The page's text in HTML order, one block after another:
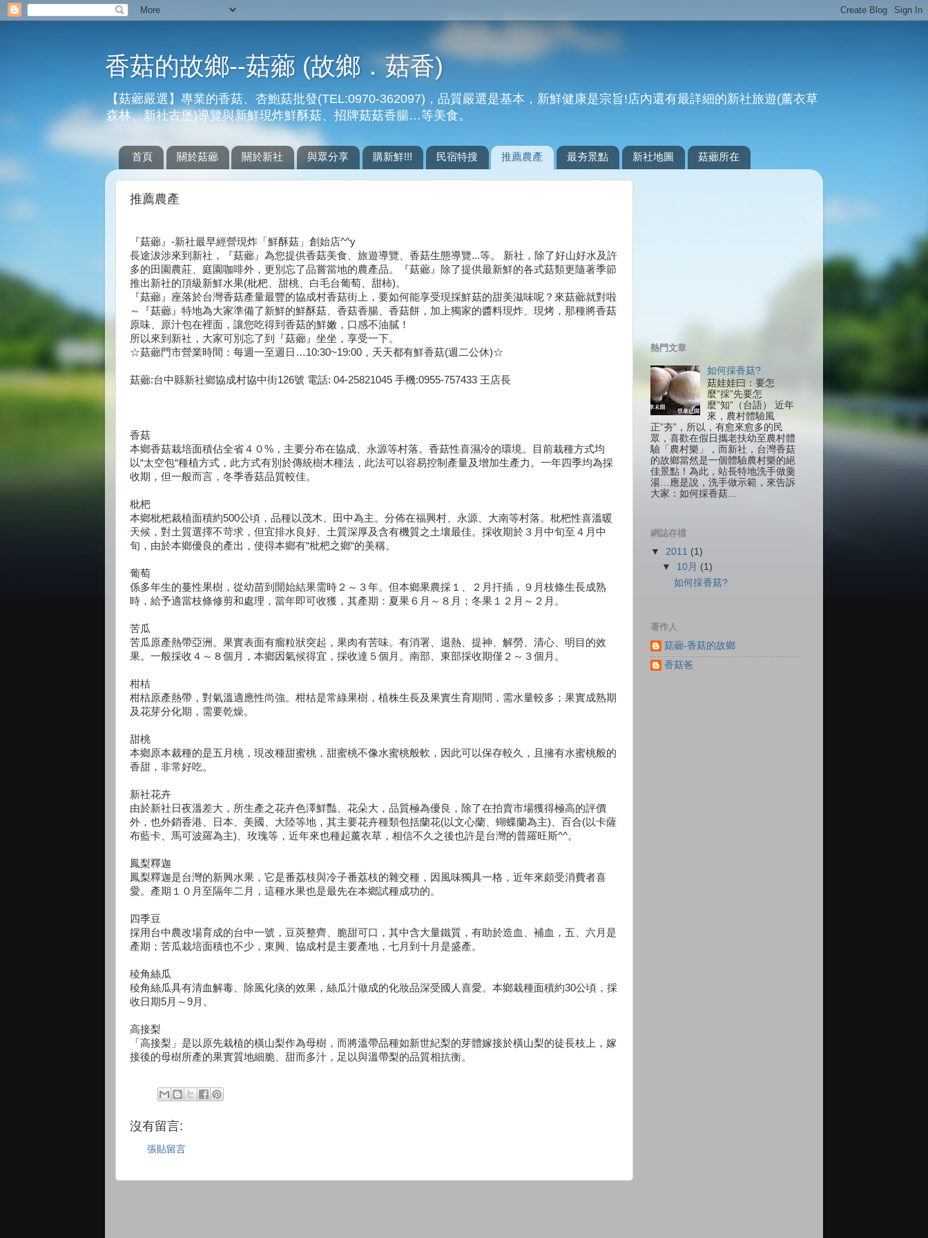
香菇的故鄉--菇薌 (故鄉．菇香)
【菇薌嚴選】專業的香菇、杏鮑菇批發(TEL:0970-362097)，品質嚴選是基本，新鮮健康是宗旨!店內還有最詳細的新社旅遊(薰衣草
森林、新社古堡)導覽與新鮮現炸鮮酥菇、招牌菇菇香腸…等美食。
首頁 關於菇薌 關於新社 與眾分享 購新鮮!!! 民宿特搜 推薦農產 最夯景點 新社地圖 菇薌所在
推薦農產
『菇薌』-新社最早經營現炸「鮮酥菇」創始店^^y
長途沷涉來到新社，『菇薌』為您提供香菇美食、旅遊導覽、香菇生態導覽...等。 新社，除了好山好水及許
多的田園農莊、庭園咖啡外，更別忘了品嘗當地的農產品。『菇薌』除了提供最新鮮的各式菇類更隨著季節
推出新社的頂級新鮮水果(枇杷、甜桃、白毛台葡萄、甜柿)。
『菇薌』座落於台灣香菇產量最豐的協成村香菇街上，要如何能享受現採鮮菇的甜美滋味呢？來菇薌就對啦
～『菇薌』特地為大家準備了新鮮的鮮酥菇、香菇香腸、香菇餅，加上獨家的醬料現炸、現烤，那種將香菇
原味、原汁包在裡面，讓您吃得到香菇的鮮嫩，口感不油膩！
所以來到新社，大家可別忘了到『菇薌』坐坐，享受一下。
☆菇薌門市營業時間：每週一至週日…10:30~19:00，天天都有鮮香菇(週二公休)☆
菇薌:台中縣新社鄉協成村協中街126號 電話: 04-25821045 手機:0955-757433 王店長
香菇
本鄉香菇栽培面積佔全省４０%，主要分布在協成、永源等村落。香菇性喜濕冷的環境。目前栽種方式均
以“太空包“種植方式，此方式有別於傳統樹木種法，此法可以容易控制產量及增加生產力。一年四季均為採
收期，但一般而言，冬季香菇品質較佳。
枇杷
本鄉枇杷裁植面積約500公頃，品種以茂木、田中為主。分佈在福興村、永源、大南等村落。枇杷性喜溫暖
天候，對土質選擇不苛求，但宜排水良好、土質深厚及含有機質之土壤最佳。採收期於３月中旬至４月中
旬，由於本鄉優良的產出，使得本鄉有“枇杷之鄉“的美稱。
葡萄
係多年生的蔓性果樹，從幼苗到開始結果需時２～３年。但本鄉果農採１、２月扞插，９月枝條生長成熟
時，給予適當枝條修剪和處理，當年即可收獲，其產期：夏果６月～８月；冬果１２月～２月。
苦瓜
苦瓜原產熱帶亞洲。果實表面有瘤粒狀突起，果肉有苦味。有消署、退熱、提神、解勞、清心、明目的效
果。一般採收４～８個月，本鄉因氣候得宜，採收達５個月。南部、東部採收期僅２～３個月。
柑桔
柑桔原產熱帶，對氣溫適應性尚強。柑桔是常綠果樹，植株生長及果實生育期間，需水量較多；果實成熟期
及花芽分化期，需要乾燥。
甜桃
本鄉原本裁種的是五月桃，現改種甜蜜桃，甜蜜桃不像水蜜桃般軟，因此可以保存較久，且擁有水蜜桃般的
香甜，非常好吃。
新社花卉
由於新社日夜溫差大，所生產之花卉色澤鮮豔、花朵大，品質極為優良，除了在拍賣市場獲得極高的評價
外，也外銷香港、日本、美國、大陸等地，其主要花卉種類包括蘭花(以文心蘭、蝴蝶蘭為主)、百合(以卡薩
布藍卡、馬可波羅為主)、玫瑰等，近年來也種起薰衣草，相信不久之後也許是台灣的普羅旺斯^^。
鳳梨釋迦
鳳梨釋迦是台灣的新興水果，它是番荔枝與冷子番荔枝的雜交種，因風味獨具一格，近年來頗受消費者喜
愛。產期１０月至隔年二月，這種水果也是最先在本鄉試種成功的。
四季豆
採用台中農改場育成的台中一號，豆莢整齊、脆甜可口，其中含大量鐵質，有助於造血、補血，五、六月是
產期；苦瓜栽培面積也不少，東興、協成村是主要產地，七月到十月是盛產。
稜角絲瓜
稜角絲瓜具有清血解毒、除風化痰的效果，絲瓜汁做成的化妝品深受國人喜愛。本鄉栽種面積約30公頃，採
收日期5月～9月。
高接梨
「高接梨」是以原先栽植的橫山梨作為母樹，而將溫帶品種如新世紀梨的芽體嫁接於橫山梨的徒長枝上，嫁
接後的母樹所產的果實質地細脆、甜而多汁，足以與溫帶梨的品質相抗衡。
沒有留言:
張貼留言
熱門文章
如何採香菇?
菇娃娃曰：要怎
麼”採”先要怎
麼”知”（台語） 近年
來，農村體驗風
正”夯”，所以，有愈來愈多的民
眾，喜歡在假日攜老扶幼至農村體
驗「農村樂」，而新社，台灣香菇
的故鄉當然是一個體驗農村樂的絕
佳景點！為此，站長特地洗手做羹
湯…應是說，洗手做示範，來告訴
大家：如何採香菇...
網誌存檔
▼ 2011 (1)
▼ 10月 (1)
如何採香菇?
著作人
菇薌-香菇的故鄉
香菇爸